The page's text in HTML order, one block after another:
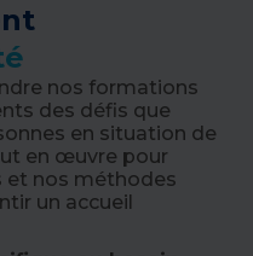
nos formations
des défis que
en situation de
en œuvre pour
et nos méthodes
un accueil